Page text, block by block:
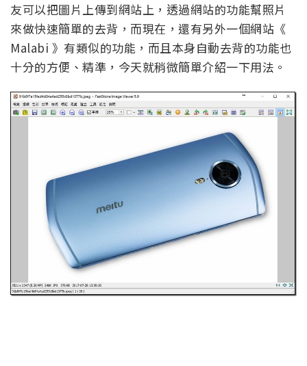
友可以把圖片上傳到網站上，透過網站的功能幫照片
來做快速簡單的去背，而現在，還有另外一個網站《
Malabi 》有類似的功能，而且本身自動去背的功能也
十分的方便、精準，今天就稍微簡單介紹一下用法。